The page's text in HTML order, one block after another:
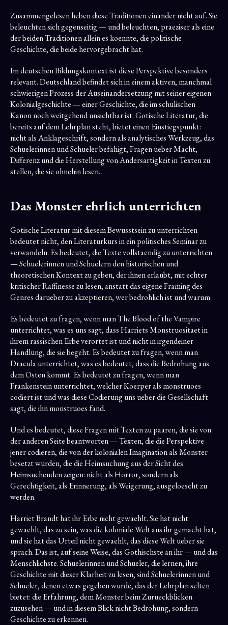
Zusammengelesen heben diese Traditionen einander nicht auf. Sie
beleuchten sich gegenseitig — und beleuchten, praeziser als eine
der beiden Traditionen allein es koennte, die politische
Geschichte, die beide hervorgebracht hat.
Im deutschen Bildungskontext ist diese Perspektive besonders
relevant. Deutschland befindet sich in einem aktiven, manchmal
schwierigen Prozess der Auseinandersetzung mit seiner eigenen
Kolonialgeschichte — einer Geschichte, die im schulischen
Kanon noch weitgehend unsichtbar ist. Gotische Literatur, die
bereits auf dem Lehrplan steht, bietet einen Einstiegspunkt:
nicht als Anklageschrift, sondern als analytisches Werkzeug, das
Schuelerinnen und Schueler befahigt, Fragen ueber Macht,
Differenz und die Herstellung von Andersartigkeit in Texten zu
stellen, die sie ohnehin lesen.
Das Monster ehrlich unterrichten
Gotische Literatur mit diesem Bewusstsein zu unterrichten
bedeutet nicht, den Literaturkurs in ein politisches Seminar zu
verwandeln. Es bedeutet, die Texte vollstaendig zu unterrichten
— Schuelerinnen und Schuelern den historischen und
theoretischen Kontext zu geben, der ihnen erlaubt, mit echter
kritischer Raffinesse zu lesen, anstatt das eigene Framing des
Genres darueber zu akzeptieren, wer bedrohlich ist und warum.
Es bedeutet zu fragen, wenn man The Blood of the Vampire
unterrichtet, was es uns sagt, dass Harriets Monstruositaet in
ihrem rassischen Erbe verortet ist und nicht in irgendeiner
Handlung, die sie begeht. Es bedeutet zu fragen, wenn man
Dracula unterrichtet, was es bedeutet, dass die Bedrohung aus
dem Osten kommt. Es bedeutet zu fragen, wenn man
Frankenstein unterrichtet, welcher Koerper als monstruoes
codiert ist und was diese Codierung uns ueber die Gesellschaft
sagt, die ihn monstruoes fand.
Und es bedeutet, diese Fragen mit Texten zu paaren, die sie von
der anderen Seite beantworten — Texten, die die Perspektive
jener codieren, die von der kolonialen Imagination als Monster
besetzt wurden, die die Heimsuchung aus der Sicht des
Heimsuchenden zeigen: nicht als Horror, sondern als
Gerechtigkeit, als Erinnerung, als Weigerung, ausgeloescht zu
werden.
Harriet Brandt hat ihr Erbe nicht gewaehlt. Sie hat nicht
gewaehlt, das zu sein, was die koloniale Welt aus ihr gemacht hat,
und sie hat das Urteil nicht gewaehlt, das diese Welt ueber sie
sprach. Das ist, auf seine Weise, das Gothischste an ihr — und das
Menschlichste. Schuelerinnen und Schueler, die lernen, ihre
Geschichte mit dieser Klarheit zu lesen, sind Schuelerinnen und
Schueler, denen etwas gegeben wurde, das der Lehrplan selten
bietet: die Erfahrung, dem Monster beim Zurueckblicken
zuzusehen — und in diesem Blick nicht Bedrohung, sondern
Geschichte zu erkennen.